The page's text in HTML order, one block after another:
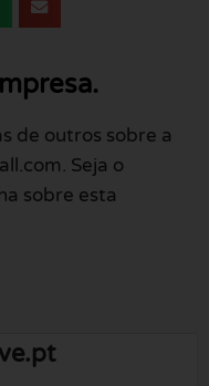
de outros sobre a
Seja o
sobre esta